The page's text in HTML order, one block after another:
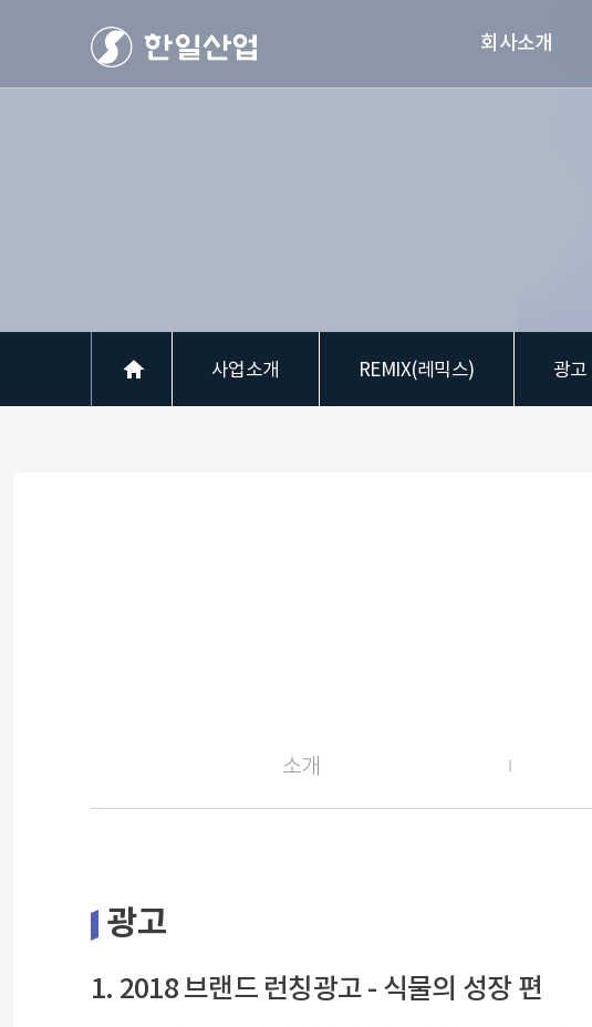
회사소개
사업소개 REMIX(레믹스) 광고
소개
광고
1. 2018 브랜드 런칭광고 - 식물의 성장 편